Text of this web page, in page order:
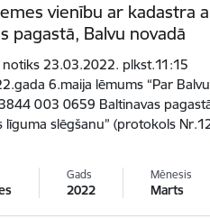
vienību ar kadastra
pagastā, Balvu novadā
23.03.2022. plkst.11:15
6.maija lēmums “Par
003 0659 Baltinavas
slēgšanu” (protokols
Gads
2022
Mēnesis
Marts